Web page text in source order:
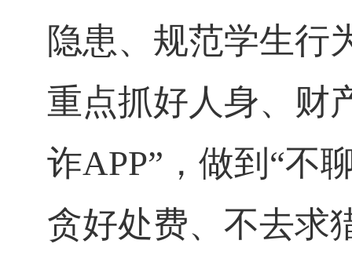
隐患、规范学生行
重点抓好人身、财
诈APP”，做到“不
贪好处费、不去求